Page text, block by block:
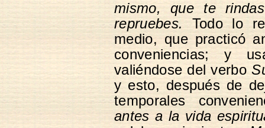
mismo, que te
repruebes. Todo lo
medio, que practicó
conveniencias; y
valiéndose del verbo
y esto, después de
temporales
antes a la vida